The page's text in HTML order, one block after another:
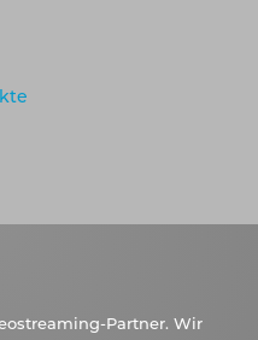
Partner. Wir